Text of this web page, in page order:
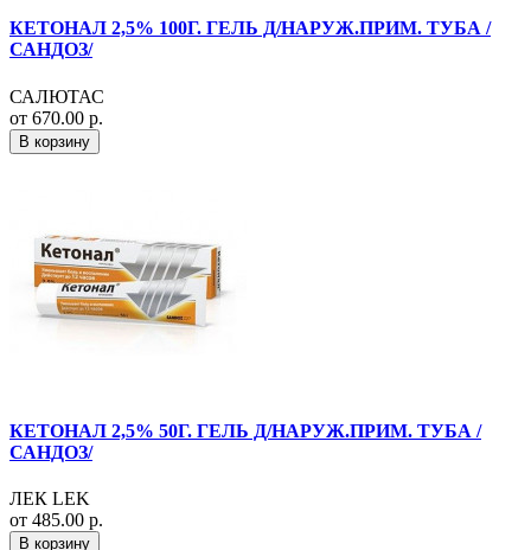
КЕТОНАЛ 2,5% 100Г. ГЕЛЬ Д/НАРУЖ.ПРИМ. ТУБА /
САНДОЗ/
САЛЮТАС
от 670.00 р.
В корзину
КЕТОНАЛ 2,5% 50Г. ГЕЛЬ Д/НАРУЖ.ПРИМ. ТУБА /
САНДОЗ/
ЛЕК LEK
от 485.00 р.
В корзину